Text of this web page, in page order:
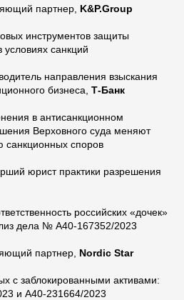
партнер, K&P.Group
инструментов защиты
условиях санкций
направления взыскания
бизнеса, Т-Банк
в антисанкционном
Верховного суда меняют
санкционных споров
юрист практики разрешения
российских «дочек»
дела № А40-167352/2023
партнер, Nordic Star
с заблокированными активами:
и А40-231664/2023